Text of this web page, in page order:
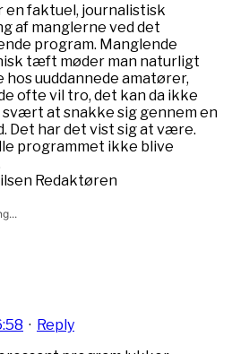
en faktuel, journalistisk
af manglerne ved det
program. Manglende
tæft møder man naturligt
hos uuddannede amatører,
ofte vil tro, det kan da ikke
at snakke sig gennem en
Det har det vist sig at være.
programmet ikke blive
Redaktøren
· Reply